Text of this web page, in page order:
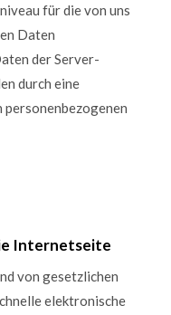
für die von uns
Daten
der Server-
durch eine
Internetseite
von gesetzlichen
elektronische